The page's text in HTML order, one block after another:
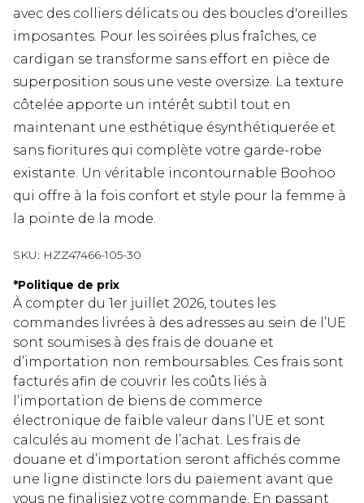
avec des colliers délicats ou des boucles d'oreilles
imposantes. Pour les soirées plus fraîches, ce
cardigan se transforme sans effort en pièce de
superposition sous une veste oversize. La texture
côtelée apporte un intérêt subtil tout en
maintenant une esthétique ésynthétiquerée et
sans fioritures qui complète votre garde-robe
existante. Un véritable incontournable Boohoo
qui offre à la fois confort et style pour la femme à
la pointe de la mode.
SKU: HZZ47466-105-30
*Politique de prix
À compter du 1er juillet 2026, toutes les
commandes livrées à des adresses au sein de l’UE
sont soumises à des frais de douane et
d’importation non remboursables. Ces frais sont
facturés afin de couvrir les coûts liés à
l’importation de biens de commerce
électronique de faible valeur dans l’UE et sont
calculés au moment de l’achat. Les frais de
douane et d’importation seront affichés comme
une ligne distincte lors du paiement avant que
vous ne finalisiez votre commande. En passant